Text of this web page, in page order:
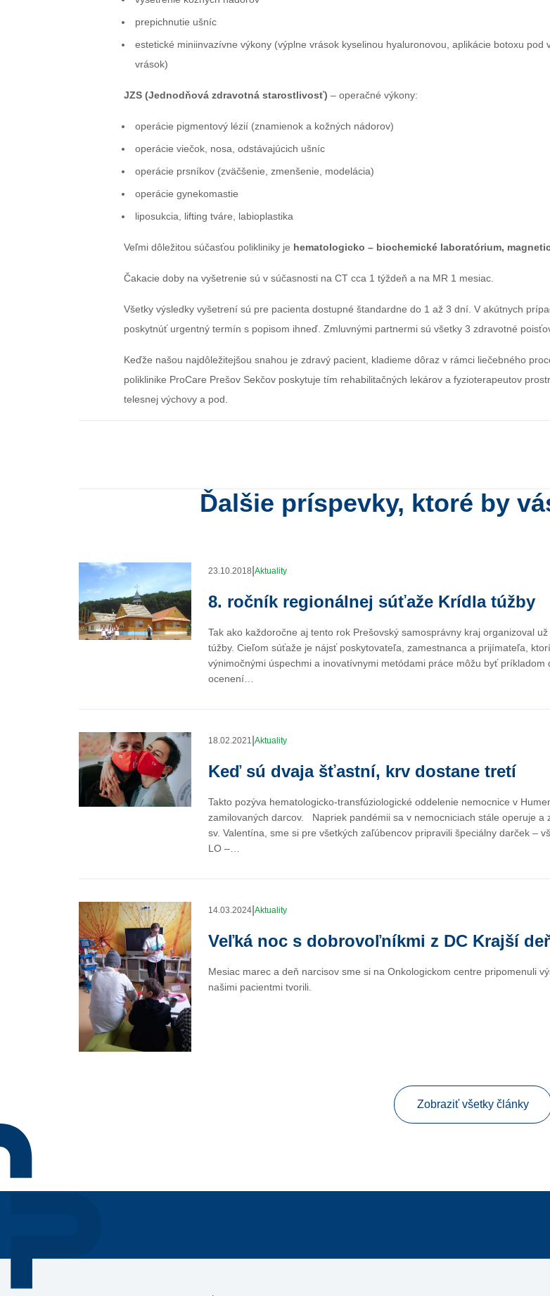
prepichnutie ušníc
estetické miniinvazívne výkony (výplne vrások kyselinou hyaluronovou, aplikácie botoxu
vrások)
JZS (Jednodňová zdravotná starostlivosť) – operačné výkony:
operácie pigmentový lézií (znamienok a kožných nádorov)
operácie viečok, nosa, odstávajúcich ušníc
operácie prsníkov (zväčšenie, zmenšenie, modelácia)
operácie gynekomastie
liposukcia, lifting tváre, labioplastika
Veľmi dôležitou súčasťou polikliniky je hematologicko – biochemické laboratórium,
Čakacie doby na vyšetrenie sú v súčasnosti na CT cca 1 týždeň a na MR 1 mesiac.
Všetky výsledky vyšetrení sú pre pacienta dostupné štandardne do 1 až 3 dní. V akútnych
poskytnúť urgentný termín s popisom ihneď. Zmluvnými partnermi sú všetky 3 zdravotné
Keďže našou najdôležitejšou snahou je zdravý pacient, kladieme dôraz v rámci liečebného
poliklinike ProCare Prešov Sekčov poskytuje tím rehabilitačných lekárov a fyzioterapeutov
telesnej výchovy a pod.
Ďalšie príspevky, ktoré by
23.10.2018 Aktuality
8. ročník regionálnej súťaže Krídla túžby
Tak ako každoročne aj tento rok Prešovský samosprávny kraj organizoval
túžby. Cieľom súťaže je nájsť poskytovateľa, zamestnanca a prijímateľa,
výnimočnými úspechmi a inovatívnymi metódami práce môžu byť
ocenení…
18.02.2021 Aktuality
Keď sú dvaja šťastní, krv dostane tretí
Takto pozýva hematologicko-transfúziologické oddelenie nemocnice v
zamilovaných darcov. Napriek pandémii sa v nemocniciach stále operuje
sv. Valentína, sme si pre všetkých zaľúbencov pripravili špeciálny darček –
LO –…
14.03.2024 Aktuality
Veľká noc s dobrovoľníkmi z DC Krajší
Mesiac marec a deň narcisov sme si na Onkologickom centre pripomenuli
našimi pacientmi tvorili.
Zobraziť všetky články